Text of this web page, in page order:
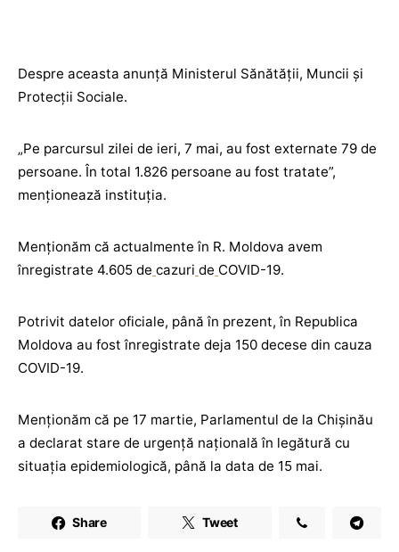
Despre aceasta anunță Ministerul Sănătății, Muncii și
Protecții Sociale.
„Pe parcursul zilei de ieri, 7 mai, au fost externate 79 de
persoane. În total 1.826 persoane au fost tratate”,
menționează instituția.
Menționăm că actualmente în R. Moldova avem
înregistrate 4.605 de cazuri de COVID-19.
Potrivit datelor oficiale, până în prezent, în Republica
Moldova au fost înregistrate deja 150 decese din cauza
COVID-19.
Menționăm că pe 17 martie, Parlamentul de la Chișinău
a declarat stare de urgență națională în legătură cu
situația epidemiologică, până la data de 15 mai.
Share Tweet